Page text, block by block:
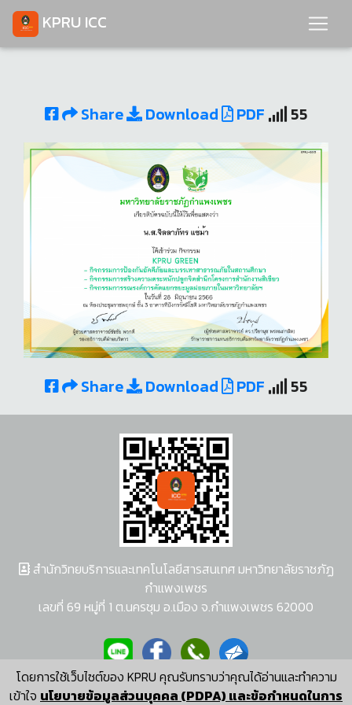
KPRU ICC
Share Download PDF 55
Share Download PDF 55
โดยการใช้เว็บไซต์ของ KPRU คุณรับทราบว่าคุณได้อ่านและทำความ
เข้าใจ นโยบายข้อมูลส่วนบุคคล (PDPA) และข้อกำหนดในการ
สำนักวิทยบริการและเทคโนโลยีสารสนเทศ มหาวิทยาลัยราชภัฏ
กำแพงเพชร
เลขที่ 69 หมู่ที่ 1 ต.นครชุม อ.เมือง จ.กำแพงเพชร 62000
ผู้พัฒนาระบบ อนุชา พวงผกา